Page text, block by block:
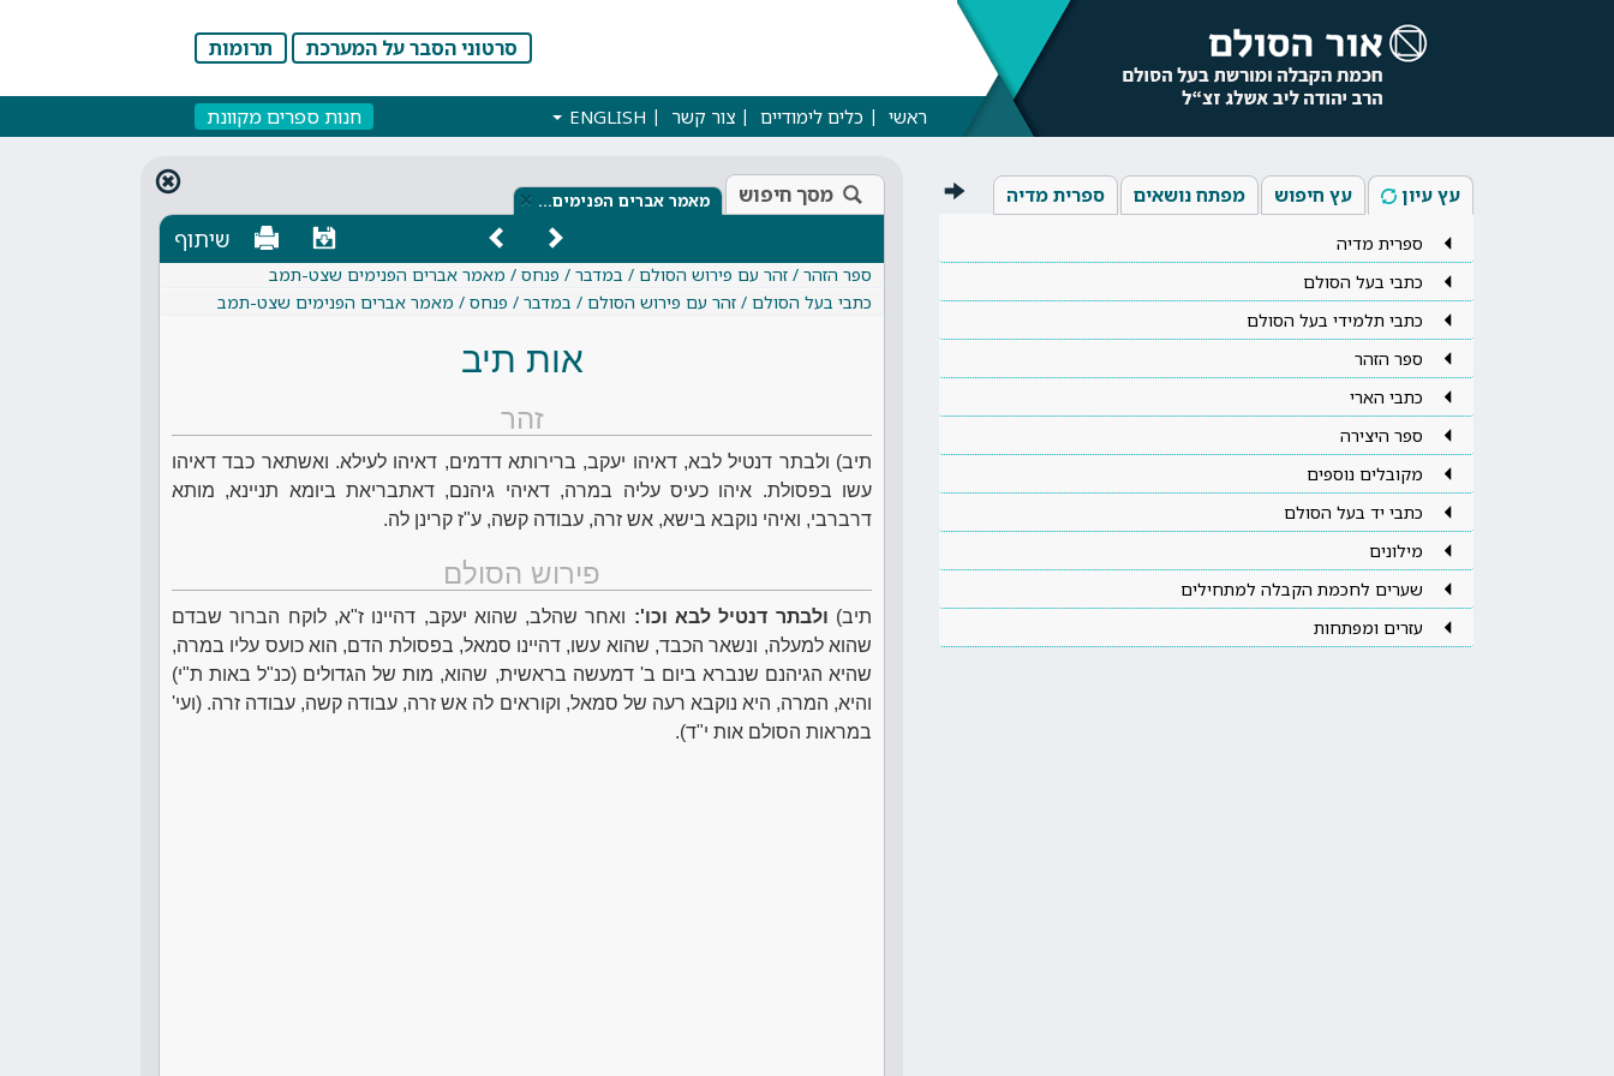
סרטוני הסבר על המערכת תרומות
ראשי כלים לימודיים צור קשר ENGLISH חנות ספרים מקוונת
עץ עיון עץ חיפוש מפתח נושאים ספרית מדיה
ספרית מדיה
כתבי בעל הסולם
כתבי תלמידי בעל הסולם
ספר הזהר
כתבי הארי
ספר היצירה
מקובלים נוספים
כתבי יד בעל הסולם
מילונים
שערים לחכמת הקבלה למתחילים
עזרים ומפתחות
מסך חיפוש מאמר אברים הפנימים… ×
שיתוף
ספר הזהר / זהר עם פירוש הסולם / במדבר / פנחס / מאמר אברים הפנימים שצט-תמב
כתבי בעל הסולם / זהר עם פירוש הסולם / במדבר / פנחס / מאמר אברים הפנימים שצט-תמב
אות תיב
זהר
תיב) ולבתר דנטיל לבא, דאיהו יעקב, ברירותא דדמים, דאיהו לעילא. ואשתאר כבד דאיהו
עשו בפסולת. איהו כעיס עליה במרה, דאיהי גיהנם, דאתבריאת ביומא תניינא, מותא
דרברבי, ואיהי נוקבא בישא, אש זרה, עבודה קשה, ע"ז קרינן לה.
פירוש הסולם
תיב) ולבתר דנטיל לבא וכו': ואחר שהלב, שהוא יעקב, דהיינו ז"א, לוקח הברור שבדם
שהוא למעלה, ונשאר הכבד, שהוא עשו, דהיינו סמאל, בפסולת הדם, הוא כועס עליו במרה,
שהיא הגיהנם שנברא ביום ב' דמעשה בראשית, שהוא, מות של הגדולים (כנ"ל באות ת"י)
והיא, המרה, היא נוקבא רעה של סמאל, וקוראים לה אש זרה, עבודה קשה, עבודה זרה. (ועי'
במראות הסולם אות י"ד).